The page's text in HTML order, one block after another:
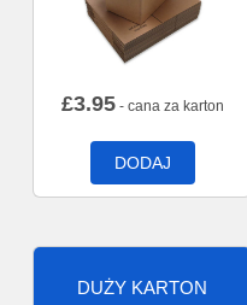
£3.95- cana za karton
DODAJ
DUŻY KARTON